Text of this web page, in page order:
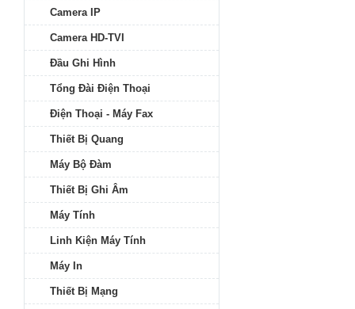
Camera IP
Camera HD-TVI
Đầu Ghi Hình
Tổng Đài Điện Thoại
Điện Thoại - Máy Fax
Thiết Bị Quang
Máy Bộ Đàm
Thiết Bị Ghi Âm
Máy Tính
Linh Kiện Máy Tính
Máy In
Thiết Bị Mạng